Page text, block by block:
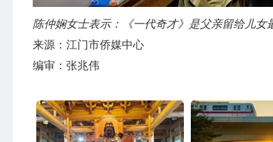
陈仲娴女士表示：《一代奇才》是父亲留给儿女
来源：江门市侨媒中心
编审：张兆伟